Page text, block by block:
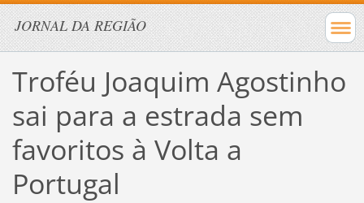
JORNAL DA REGIÃO
Troféu Joaquim Agostinho
sai para a estrada sem
favoritos à Volta a
Portugal